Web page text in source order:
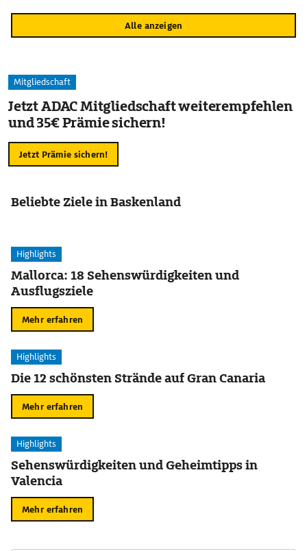
Alle anzeigen
Mitgliedschaft
Jetzt ADAC Mitgliedschaft weiterempfehlen
und 35€ Prämie sichern!
Jetzt Prämie sichern!
Beliebte Ziele in Baskenland
Highlights
Mallorca: 18 Sehenswürdigkeiten und
Ausflugsziele
Mehr erfahren
Highlights
Die 12 schönsten Strände auf Gran Canaria
Mehr erfahren
Highlights
Sehenswürdigkeiten und Geheimtipps in
Valencia
Mehr erfahren